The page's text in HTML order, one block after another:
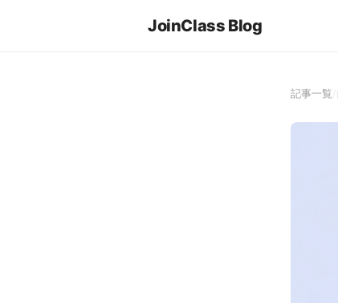
JoinClass Blog
記事一覧